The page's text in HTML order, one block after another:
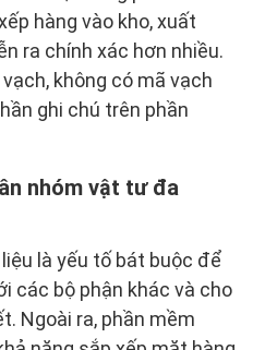
hàng vào kho, xuất
ra chính xác hơn nhiều.
không có mã vạch
ghi chú trên phần
nhóm vật tư đa
là yếu tố bát buộc để
các bộ phận khác và cho
Ngoài ra, phần mềm